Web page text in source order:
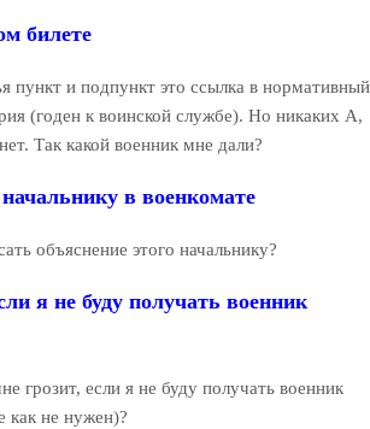
билете
пункт и подпункт это ссылка в нормативный
(годен к воинской службе). Но никаких А,
Так какой военник мне дали?
в военкомате
объяснение этого начальнику?
я не буду получать военник
грозит, если я не буду получать военник
как не нужен)?